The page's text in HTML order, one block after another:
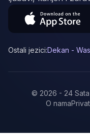
Ostali jezici:Dekan -
© 2026 - 24
O nama